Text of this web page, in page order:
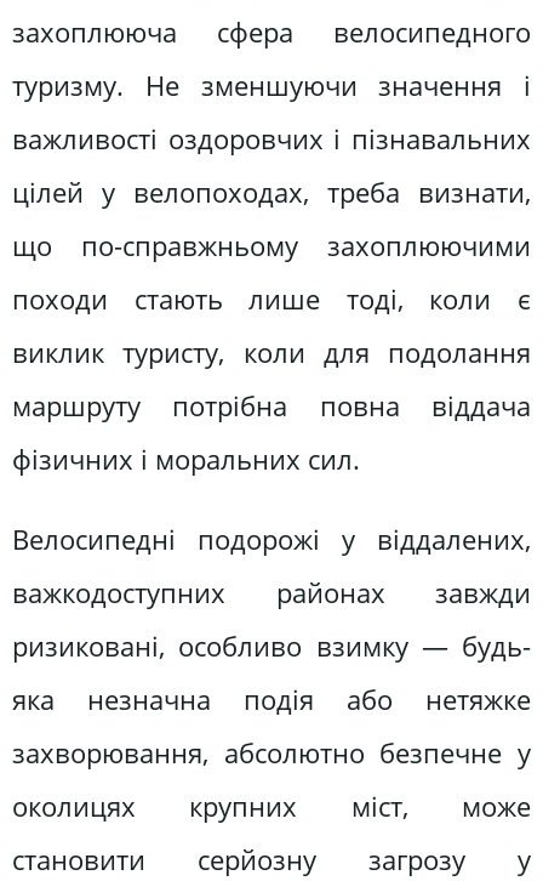
захоплююча сфера велосипедного
туризму. Не зменшуючи значення і
важливості оздоровчих і пізнавальних
цілей у велопоходах, треба визнати,
що по-справжньому захоплюючими
походи стають лише тоді, коли є
виклик туристу, коли для подолання
маршруту потрібна повна віддача
фізичних і моральних сил.
Велосипедні подорожі у віддалених,
важкодоступних районах завжди
ризиковані, особливо взимку — будь-
яка незначна подія або нетяжке
захворювання, абсолютно безпечне у
околицях крупних міст, може
становити серйозну загрозу у